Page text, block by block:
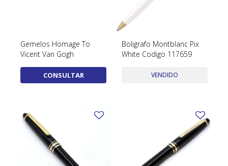
Gemelos Homage To
Vicent Van Gogh
CONSULTAR
Boligrafo Montblanc Pix
White Codigo 117659
VENDIDO